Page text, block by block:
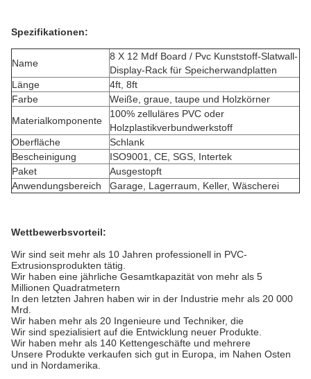
Spezifikationen:
Name
8 X 12 Mdf Board / Pvc Kunststoff-Slatwall-
Display-Rack für Speicherwandplatten
Länge
4ft, 8ft
Farbe
Weiße, graue, taupe und Holzkörner
Materialkomponente
100% zelluläres PVC oder
Holzplastikverbundwerkstoff
Oberfläche
Schlank
Bescheinigung
ISO9001, CE, SGS, Intertek
Paket
Ausgestopft
Anwendungsbereich
Garage, Lagerraum, Keller, Wäscherei
Wettbewerbsvorteil:
Wir sind seit mehr als 10 Jahren professionell in PVC-
Extrusionsprodukten tätig.
Wir haben eine jährliche Gesamtkapazität von mehr als 5
Millionen Quadratmetern
In den letzten Jahren haben wir in der Industrie mehr als 20 000
Mrd.
Wir haben mehr als 20 Ingenieure und Techniker, die
Wir sind spezialisiert auf die Entwicklung neuer Produkte.
Wir haben mehr als 140 Kettengeschäfte und mehrere
Unsere Produkte verkaufen sich gut in Europa, im Nahen Osten
und in Nordamerika.